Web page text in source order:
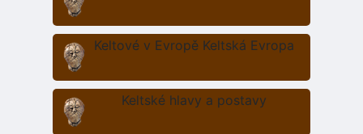
Keltové v Evropě Keltská Evropa
Keltské hlavy a postavy